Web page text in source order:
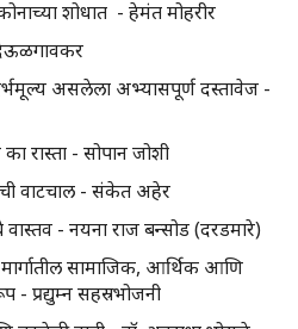
शोधात - हेमंत मोहरीर
असलेला अभ्यासपूर्ण दस्तावेज -
रास्ता - सोपान जोशी
वाटचाल - संकेत अहेर
- नयना राज बन्सोड (दरडमारे)
सामाजिक, आर्थिक आणि
प्रद्युम्न सहस्रभोजनी